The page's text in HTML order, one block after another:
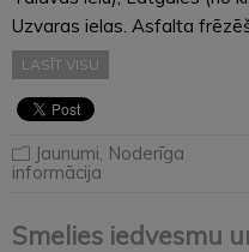
Uzvaras ielas. Asfalta
LASĪT VISU
Jaunumi Noderīga
informācija
Smelies iedvesmu